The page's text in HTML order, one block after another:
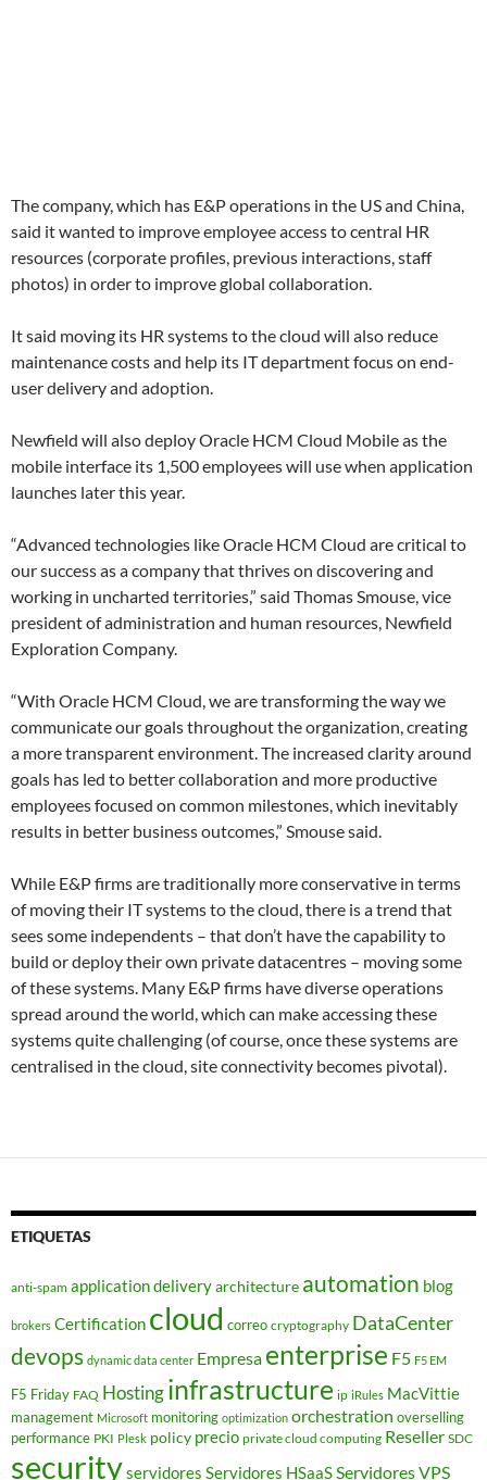
The company, which has E&P operations in the US and China,
said it wanted to improve employee access to central HR
resources (corporate profiles, previous interactions, staff
photos) in order to improve global collaboration.
It said moving its HR systems to the cloud will also reduce
maintenance costs and help its IT department focus on end-
user delivery and adoption.
Newfield will also deploy Oracle HCM Cloud Mobile as the
mobile interface its 1,500 employees will use when application
launches later this year.
“Advanced technologies like Oracle HCM Cloud are critical to
our success as a company that thrives on discovering and
working in uncharted territories,” said Thomas Smouse, vice
president of administration and human resources, Newfield
Exploration Company.
“With Oracle HCM Cloud, we are transforming the way we
communicate our goals throughout the organization, creating
a more transparent environment. The increased clarity around
goals has led to better collaboration and more productive
employees focused on common milestones, which inevitably
results in better business outcomes,” Smouse said.
While E&P firms are traditionally more conservative in terms
of moving their IT systems to the cloud, there is a trend that
sees some independents – that don’t have the capability to
build or deploy their own private datacentres – moving some
of these systems. Many E&P firms have diverse operations
spread around the world, which can make accessing these
systems quite challenging (of course, once these systems are
centralised in the cloud, site connectivity becomes pivotal).
ETIQUETAS
anti-spam application deliveryarchitecture automation blog
brokers Certification cloud correo cryptography DataCenter
devops dynamic data center Empresa enterprise F5 F5 EM
F5 Friday FAQ Hostinginfrastructure ip iRules MacVittie
management Microsoft monitoring optimization orchestration overselling
performance PKI Plesk policy precio private cloud computing Reseller SDC
securityservidores Servidores HSaaSServidores VPS